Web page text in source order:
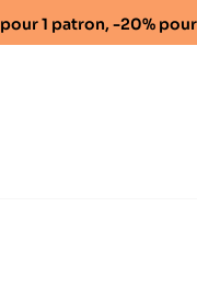
1 patron, -20%